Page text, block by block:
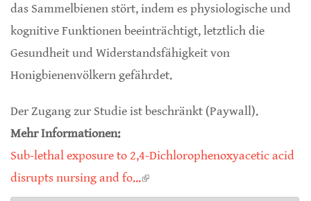
das Sammelbienen stört, indem es physiologische und
kognitive Funktionen beeinträchtigt, letztlich die
Gesundheit und Widerstandsfähigkeit von
Honigbienenvölkern gefährdet.
Der Zugang zur Studie ist beschränkt (Paywall).
Mehr Informationen:
Sub-lethal exposure to 2,4-Dichlorophenoxyacetic acid
disrupts nursing and fo...(link is external)